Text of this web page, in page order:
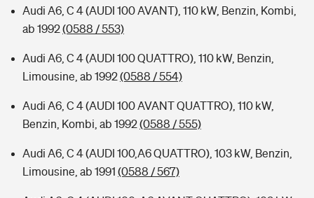
Audi A6, C 4 (AUDI 100 AVANT), 110 kW, Benzin, Kombi,
ab 1992(0588 / 553)
Audi A6, C 4 (AUDI 100 QUATTRO), 110 kW, Benzin,
Limousine, ab 1992(0588 / 554)
Audi A6, C 4 (AUDI 100 AVANT QUATTRO), 110 kW,
Benzin, Kombi, ab 1992(0588 / 555)
Audi A6, C 4 (AUDI 100,A6 QUATTRO), 103 kW, Benzin,
Limousine, ab 1991 (0588 / 567)